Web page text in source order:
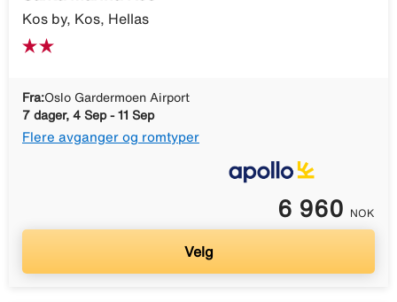
Kos by, Kos, Hellas
Fra:Oslo Gardermoen Airport
7 dager, 4 Sep - 11 Sep
Flere avganger og romtyper
6 960 NOK
Velg